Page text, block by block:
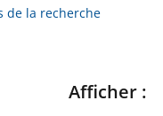
de la recherche
Afficher :